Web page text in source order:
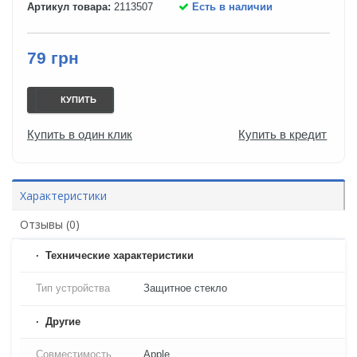
Артикул товара: 2113507 Есть в наличии
79 грн
КУПИТЬ
Купить в один клик Купить в кредит
Характеристики
Отзывы (0)
Технические характеристики
Тип устройства Защитное стекло
Другие
Совместимость Apple